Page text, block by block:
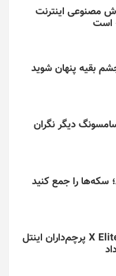
مصنوعی اینترنت
است
دیگر نگران
تراشه اسنپدراگون X Elite پرچم‌داران اینتل